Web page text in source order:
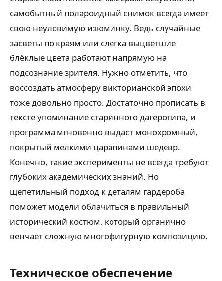
самобытный полароидный снимок всегда имеет
свою неуловимую изюминку. Ведь случайные
засветы по краям или слегка выцветшие
блёклые цвета работают напрямую на
подсознание зрителя. Нужно отметить, что
воссоздать атмосферу викторианской эпохи
тоже довольно просто. Достаточно прописать в
тексте упоминание старинного дагеротипа, и
программа мгновенно выдаст монохромный,
покрытый мелкими царапинами шедевр.
Конечно, такие эксперименты не всегда требуют
глубоких академических знаний. Но
щепетильный подход к деталям гардероба
поможет модели облачиться в правильный
исторический костюм, который органично
венчает сложную многофигурную композицию.
Техническое обеспечение